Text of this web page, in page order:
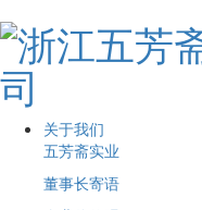
关于我们
五芳斋实业
董事长寄语